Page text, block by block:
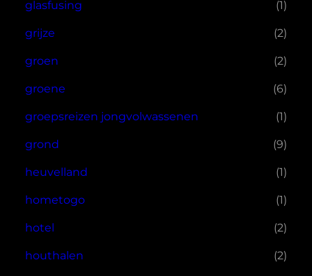
glasfusing (1)
grijze (2)
groen (2)
groene (6)
groepsreizen jongvolwassenen (1)
grond (9)
heuvelland (1)
hometogo (1)
hotel (2)
houthalen (2)